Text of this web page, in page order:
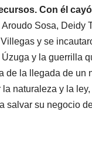
Con él
Aroudo Sosa, Deidy
y se
y la guerrilla
de la llegada de un
naturaleza y la
salvar su negocio